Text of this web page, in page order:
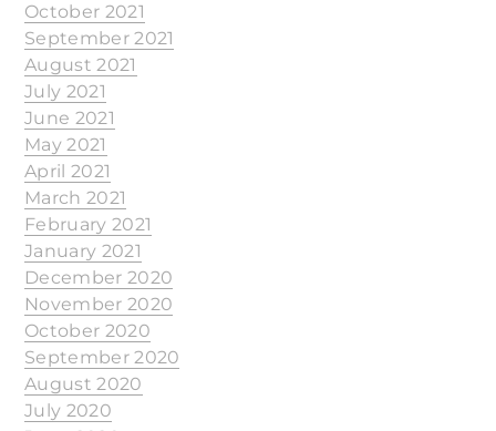
October 2021
September 2021
August 2021
July 2021
June 2021
May 2021
April 2021
March 2021
February 2021
January 2021
December 2020
November 2020
October 2020
September 2020
August 2020
July 2020